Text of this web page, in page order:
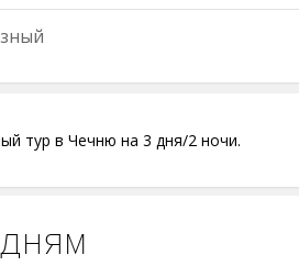
тур в Чечню на 3 дня/2 ночи.